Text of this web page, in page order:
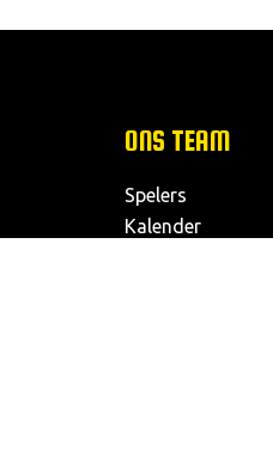
ONS TEAM
Spelers
Kalender